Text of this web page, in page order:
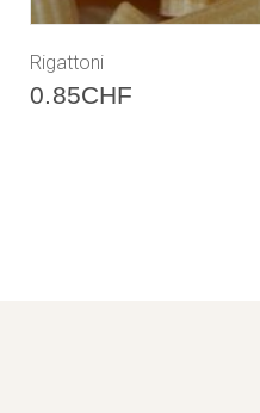
Rigattoni
0.85CHF